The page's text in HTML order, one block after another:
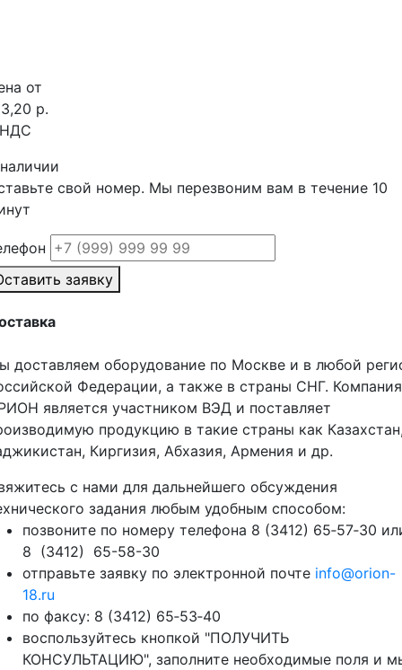
от
р.
свой номер. Мы перезвоним вам в течение 10
заявку
доставляем оборудование по Москве и в любой
Федерации, а также в страны СНГ. Компания
является участником ВЭД и поставляет
продукцию в такие страны как
Киргизия, Абхазия, Армения и др.
с нами для дальнейшего обсуждения
задания любым удобным способом:
позвоните по номеру телефона 8 (3412) 65‑57‑30
8 (3412) 65-58-30
отправьте заявку по электронной почте info@orion-
18.ru
по факсу: 8 (3412) 65‑53‑40
воспользуйтесь кнопкой "ПОЛУЧИТЬ
КОНСУЛЬТАЦИЮ", заполните необходимые поля и